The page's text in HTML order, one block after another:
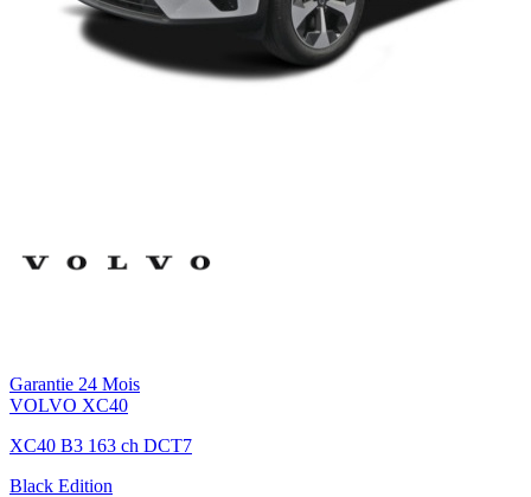
Garantie 24 Mois
VOLVO XC40
XC40 B3 163 ch DCT7
Black Edition